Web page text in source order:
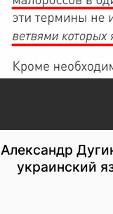
Александр
украинский